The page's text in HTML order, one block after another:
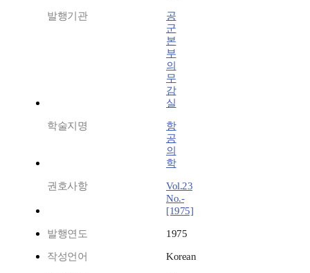
발행기관
공
군
본
부
의
무
감
실
학술지명
항
공
의
학
권호사항
Vol.23
No.-
[1975]
발행연도 1975
작성언어 Korean